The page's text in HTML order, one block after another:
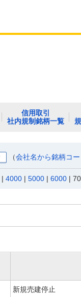
信用取引
社内規制銘柄一覧
（会社名から銘柄コ
| 4000 | 5000 | 6000 |
新規売建停止